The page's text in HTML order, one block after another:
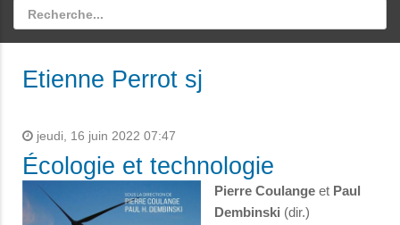
Etienne Perrot sj
jeudi, 16 juin 2022 07:47
Écologie et technologie
Pierre Coulange et Paul
Dembinski (dir.)